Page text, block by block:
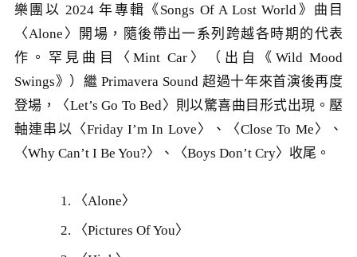
樂團以 2024 年專輯《Songs Of A Lost World》曲目
〈Alone〉開場，隨後帶出一系列跨越各時期的代表
作。罕見曲目〈Mint Car〉（出自《Wild Mood
Swings》）繼 Primavera Sound 超過十年來首演後再度
登場，〈Let’s Go To Bed〉則以驚喜曲目形式出現。壓
軸連串以〈Friday I’m In Love〉、〈Close To Me〉、
〈Why Can’t I Be You?〉、〈Boys Don’t Cry〉收尾。
〈Alone〉
〈Pictures Of You〉